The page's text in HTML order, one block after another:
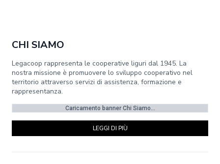
CHI SIAMO
Legacoop rappresenta le cooperative liguri dal 1945. La
nostra missione è promuovere lo sviluppo cooperativo nel
territorio attraverso servizi di assistenza, formazione e
rappresentanza.
Caricamento banner Chi Siamo...
LEGGI DI PIÙ